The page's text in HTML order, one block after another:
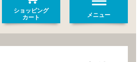
ショッピング
カート
メニュー